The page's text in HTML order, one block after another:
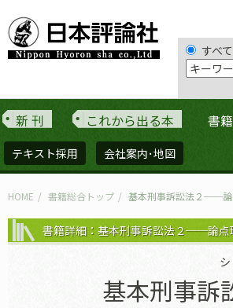
すべ
新 刊 これから出る本 書籍
テキスト採用 会社案内･地図
HOME 書籍総合トップ 基本刑事訴訟法２──論
書籍詳細：基本刑事訴訟法２──論点
シ
基本刑事